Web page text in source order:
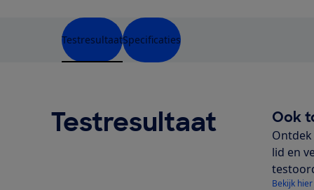
TestresultaatSpecificaties
Testresultaat Ook
lid en
Bekijk